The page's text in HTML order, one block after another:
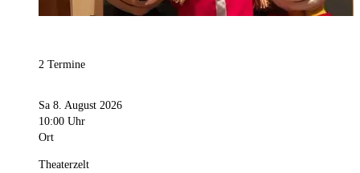
2 Termine
Sa 8. August 2026
10:00 Uhr
Ort
Theaterzelt